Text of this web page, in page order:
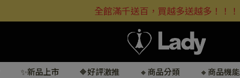
全館滿千送百，買越多送越多！！！
✨新品上市 🔶好評激推 🔸商品分類 🔸商品機能